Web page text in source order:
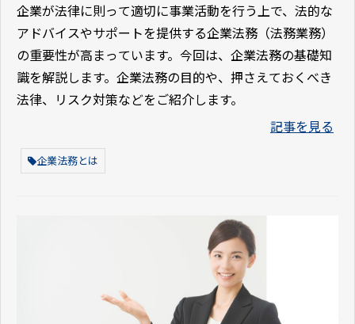
企業が法律に則って適切に事業活動を行う上で、法的な
アドバイスやサポートを提供する企業法務（法務業務）
の重要性が高まっています。今回は、企業法務の基礎知
識を解説します。企業法務の目的や、押さえておくべき
法律、リスク対策などをご紹介します。
記事を見る
企業法務とは